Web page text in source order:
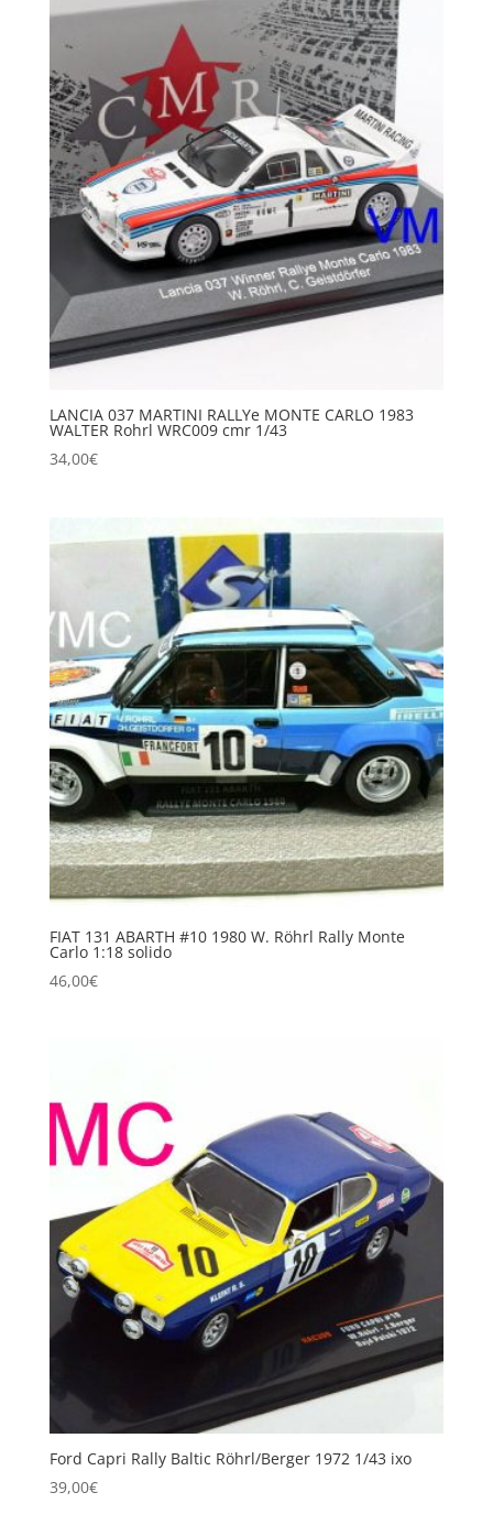
LANCIA 037 MARTINI RALLYe MONTE CARLO 1983
WALTER Rohrl WRC009 cmr 1/43
34,00€
FIAT 131 ABARTH #10 1980 W. Röhrl Rally Monte
Carlo 1:18 solido
46,00€
Ford Capri Rally Baltic Röhrl/Berger 1972 1/43 ixo
39,00€